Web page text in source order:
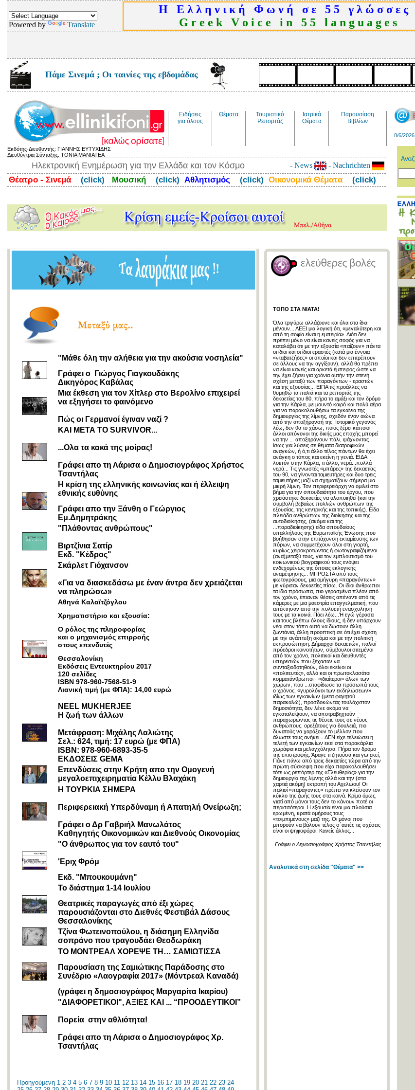
Powered by Translate
Η Ε λ λ η ν ι κ ή Φ ω ν ή σ ε 5 5 γ λ ώ σ σ ε ς
G r e e k V o i c e i n 5 5 l a n g u a g e s
Πάμε Σινεμά ; Οι ταινίες της εβδομάδας
Ειδήσεις
για όλους
Θέματα
Τουριστικό
Ρεπορτάζ
Ιατρικά
Θέματα
Παρουσίαση
Βιβλίων
8/6/2026
Εκδότης-Διευθυντής: ΓΙΑΝΝΗΣ ΕΥΤΥΧΙΔΗΣ
Διευθύντρια Σύνταξης: ΤΟΝΙΑ ΜΑΝΙΑΤΕΑ
Ηλεκτρονική Ενημέρωση για την Ελλάδα και τον Κόσμο - News - Nachrichten
Θέατρο - Σινεμά (click) Μουσική (click) Αθλητισμός (click) Οικονομικά Θέματα (click)
"Μάθε όλη την αλήθεια για την ακούσια νοσηλεία"
Γράφει ο Γιώργος Γιαγκουδάκης
Δικηγόρος Καβάλας
Μια έκθεση για τον Χίτλερ στο Βερολίνο επιχειρεί
να εξηγήσει το φαινόμενο
Πώς οι Γερμανοί έγιναν ναζί ?
ΚΑΙ ΜΕΤΑ ΤΟ SURVIVOR...
...Ολα τα κακά της μοίρας!
Γράφει απο τη Λάρισα ο Δημοσιογράφος Χρήστος
Τσαντήλας
Η κρίση της ελληνικής κοινωνίας και ή έλλειψη
εθνικής ευθύνης
Γράφει απο την Ξάνθη ο Γεώργιος
Εμ.Δημητράκης
"Πλάθοντας ανθρώπους"
Βιρτζίνια Σατίρ
Εκδ. "Κέδρος"
Σκάρλετ Γιόχανσον
«Για να διασκεδάσω με έναν άντρα δεν χρειάζεται
να πληρώσω»
Αθηνά Καλαϊτζόγλου
Χρηματιστήριο και εξουσία:
Ο ρόλος της πληροφορίας
και ο μηχανισμός επιρροής
στους επενδυτές
Θεσσαλονίκη
Εκδόσεις Εντευκτηρίου 2017
120 σελίδες
ISBN 978-960-7568-51-9
Λιανική τιμή (με ΦΠΑ): 14,00 ευρώ
NEEL MUKHERJEE
Η ζωή των άλλων
Μετάφραση: Μιχάλης Λαλιώτης
Σελ.: 624, τιμή: 17 ευρώ (με ΦΠΑ)
ISBN: 978-960-6893-35-5
ΕΚΔΟΣΕΙΣ GEMA
Επενδύσεις στην Κρήτη απο την Ομογενή
μεγαλοεπιχειρηματία Κέλλυ Βλαχάκη
Η ΤΟΥΡΚΙΑ ΣΗΜΕΡΑ
Περιφερειακή Υπερδύναμη ή Απατηλή Ονείρωξη;
Γράφει ο Δρ Γαβριήλ Μανωλάτος
Καθηγητής Οικονομικών και Διεθνούς Οικονομίας
"Ο άνθρωπος για τον εαυτό του"
'Εριχ Φρόμ
Εκδ. "Μπουκουμάνη"
Το διάστημα 1-14 Ioυλίου
Θεατρικές παραγωγές από έξι χώρες
παρουσιάζονται στο Διεθνές Φεστιβάλ Δάσους
Θεσσαλονίκης
Τζίνα Φωτεινοπούλου, η διάσημη Ελληνίδα
σοπράνο που τραγουδάει Θεοδωράκη
ΤΟ ΜΟΝΤΡΕΑΛ ΧΟΡΕΨΕ ΤΗ… ΣΑΜΙΩΤΙΣΣΑ
Παρουσίαση της Σαμιώτικης Παράδοσης στο
Συνέδριο «Λαογραφία 2017» (Μόντρεαλ Καναδά)
(γράφει η δημοσιογράφος Μαργαρίτα Ικαρίου)
"ΔΙΑΦΟΡΕΤΙΚΟΙ", ΑΞΙΕΣ ΚΑΙ ... “ΠΡΟΟΔΕΥΤΙΚΟΙ”
Πορεία στην αθλιότητα!
Γράφει απο τη Λάρισα ο Δημοσιογράφος Χρ.
Τσαντήλας
Προηγούμενη 1 2 3 4 5 6 7 8 9 10 11 12 13 14 15 16 17 18 19 20 21 22 23 24
ΤΟΠΟ ΣΤΑ ΝΙΑΤΑ!
Όλα τριγύρω αλλάζουνε και όλα στα ίδια
μένουν... ΛΕΕΙ μια λογική ότι, «μεγαλύτερη και
από τη σοφία είναι η εμπειρία». Διότι δεν
πρέπει μόνο να είναι κανείς σοφός για να
καταλάβει ότι με την εξουσία «παίζουν» πάντα
οι ίδιοι και οι ίδιοι εραστές (κατά μια έννοια
«νταβατζήδες» οι οποίοι και δεν επιτρέπουν
σε άλλους να την αγγίξουν), αλλά θα πρέπει
να είναι κανείς και αρκετά έμπειρος ώστε να
την έχει ζήσει για χρόνια αυτήν την στενή
σχέση μεταξύ των παραγόντων - εραστών
και της εξουσίας... ΕΙΠΑ τις προάλλες να
θυμηθώ τα παλιά και τα ρεπορτάζ της
δεκαετίας του 80, πήρα το αμάξι και τον δρόμο
για την Κάρλα, με μουντό καιρό και πολύ αέρα
για να παρακολουθήσω τα εγκαίνια της
δημιουργίας της λίμνης, σχεδόν έναν αιώνα
από την αποξήρανσή της. Ιστορικό γεγονός
λέω, δεν θα το χάσω, ποιός ξέρει κάποιοι
άλλοι απόγονοι της δικής μας εποχής μπορεί
να την ... αποξηράνουν πάλι, ψάχνοντας
ίσως για λύσεις σε θέματα διατροφικών
αναγκών, ή ό,τι άλλο τέλος πάντων θα έχει
ανάγκη ο τόπος και εκείνη η γενιά. ΕΙΔΑ
λοιπόν στην Κάρλα, τι άλλο; νερά...πολλά
νερά... Τις γνωστές «μπάρες» της δεκαετίας
του 90, να γίνονται ταμιευτήρες και δυο τρεις
ταμιευτήρες μαζί να σχηματίζουν σήμερα μια
μικρή λίμνη. Τον περιφερειάρχη να ομιλεί στο
βήμα για την σπουδαιότητα του έργου, που
χρειάστηκε δεκαετίες να υλοποιηθεί (και την
συμβολή βεβαίως πολλών ανθρώπων της
εξουσίας, της κεντρικής και της τοπικής). Είδα
πλειάδα ανθρώπων της διοίκησης και της
αυτοδιοίκησης, (ακόμα και της
...παραδιοίκησης) είδα σπουδαίους
υπαλλήλους της Ευρωπαϊκής Ένωσης που
βοήθησαν στην επιτάχυνση εκταμίευσης των
πόρων, να συμμετέχουν όλοι στη γιορτή,
κυρίως χειροκροτώντας ή φωτογραφιζόμενοι
(ανα)μεταξύ τους, για τον εμπλουτισμό του
κοινωνικού βιογραφικού τους ενόψει
ενδεχομένως της όποιας εκλογικής
αναμέτρησης... ΜΠΡΟΣΤΑ από τους
φωτογράφους, μια ομήγυρη «παραγόντων»
με γύρισαν δεκαετίες πίσω. Οι ίδιοι άνθρωποι
τα ίδια πρόσωπα, πιο γερασμένα πλέον από
τον χρόνο, έπιαναν θέσεις απέναντι από τις
κάμερες με μια μαεστρία επαγγελματική, που
απέκτησαν από την πολυετή ενασχολησή
τους με τα κοινά. Πάει λέω...Ή εγώ γέρασα
και τους βλέπω όλους ίδιους, ή δεν υπάρχουν
νέοι στον τόπο αυτό να δώσουν άλλη
ζωντάνια, άλλη προοπτική σε ότι έχει σχέση
με την ανάπτυξη ακόμα και με την πολιτική
εκπροσώπηση. Δήμαρχοι δεκαετιών, παλιοί
πρόεδροι κοινοτήτων, σύμβουλοι σιτεμένοι
από τον χρόνο, πολιτικοί και διευθυντές
υπηρεσιών που ξέχασαν να
συνταξιοδοτηθούν, όλοι εκείνοι οι
«πολιτευτές», αλλά και οι πρωτοκλασάτοι
κομματάνθρωποι - «ιδιαίτεροι» όλων των
χώρων, που ...σταφίδωσε τα πρόσωπά τους
ο χρόνος, «γυρολόγοι των εκδηλώσεων»
ιδίως των εγκαινίων (μετα φαγητού
παρακαλώ), προσδοκώντας τουλάχιστον
δημοσιότητα, δεν λένε ακόμα να
εγκαταλείψουν, να αποτραβηχτούν
παραχωρώντας τις θέσεις τους σε νέους
ανθρώπους, ορεξάτους για δουλειά, πιο
δυνατούς να χαράξουν το μέλλον που
άλωστε τους ανήκει... ΔΕΝ είχε τελειώσει η
τελετή των εγκαινίων εκεί στα παρακάρλια
χωράφια και μελαγχόλησα. Πήρα τον δρόμο
της επιστροφής. Άραγε τι ζητούσα και γω εκεί;
Πάνε πάνω από τρεις δεκαετίες τώρα από την
πρώτη σύσκεψη που είχα παρακολουθήσει
τότε ως ρεπόρτερ της «Ελευθερίας» για την
δημιουργία της λίμνης αλλά και την (στα
χαρτιά ακόμη) εκτροπή του Αχελώου! Οι
παλιοί «παράγοντες» πρέπει να κλείσουν τον
κύκλο της ζωής τους στα κοινά. Κρίμα όμως,
γιατί από μόνοι τους δεν το κάνουν ποτέ οι
περισσότεροι. Η εξουσία είναι μια πλούσια
ερωμένη, κρατά ομήρους τους
«τσιμπιμένους» μαζί της. Οι μόνοι που
μπορούν να βάλουν τέλος σ´αυτές τις σχέσεις
είναι οι ψηφοφόροι. Κανείς άλλος...
Γράφει ο Δημοσιογράφος Χρήστος Τσαντήλας
Αναλυτικά στη σελίδα "Θέματα" >>